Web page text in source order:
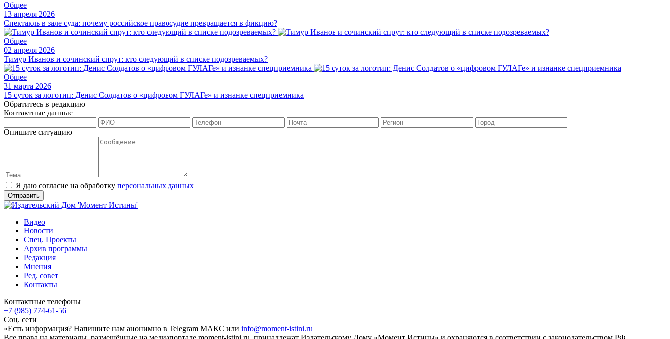
Общее
13 апреля 2026
Спектакль в зале суда: почему российское правосудие превращается в фикцию?
Общее
02 апреля 2026
Тимур Иванов и сочинский спрут: кто следующий в списке подозреваемых?
Общее
31 марта 2026
15 суток за логотип: Денис Солдатов о «цифровом ГУЛАГе» и изнанке спецприемника
Обратитесь в редакцию
Контактные данные
Опишите ситуацию
Я даю согласие на обработку персональных данных
Видео
Новости
Спец. Проекты
Архив программы
Редакция
Мнения
Ред. совет
Контакты
Контактные телефоны
+7 (985) 774-61-56
Соц. сети
«Есть информация? Напишите нам анонимно в Telegram МАКС или info@moment-istini.ru
Все права на материалы, размещённые на медиапортале moment-istini.ru, принадлежат Издательскому Дому «Момент Истины» и охраняются в соответствии с законодательством РФ.